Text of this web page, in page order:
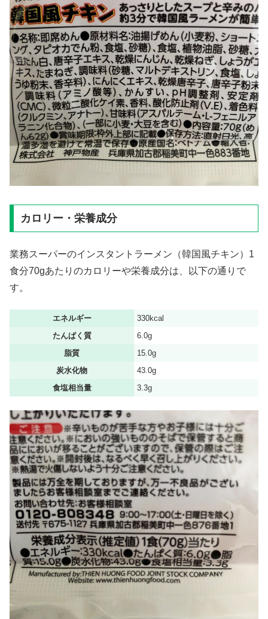
カロリー・栄養成分
業務スーパーのインスタントラーメン（韓国風チキン）1
食分70gあたりのカロリーや栄養成分は、以下の通りで
す。
エネルギー
330kcal
たんぱく質
6.0g
脂質
15.0g
炭水化物
43.0g
食塩相当量
3.3g